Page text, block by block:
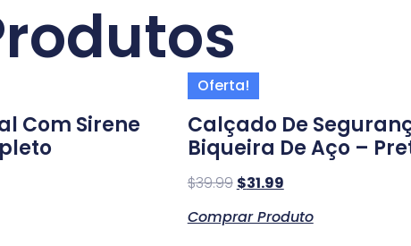
Com Sirene
Oferta!
Calçado De
Biqueira De Aço –
$39.99 $31.99
Comprar Produto